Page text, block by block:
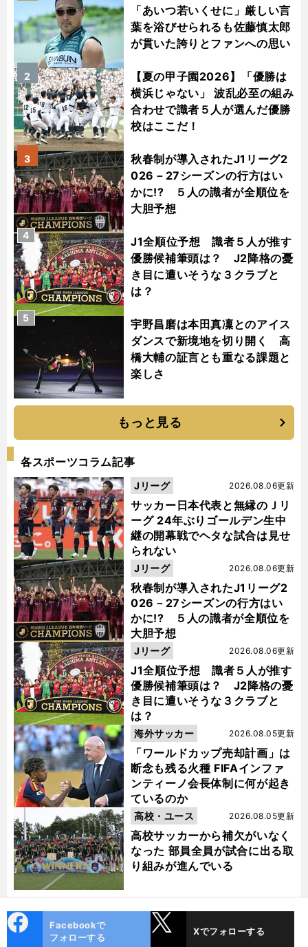
「あいつ若いくせに」厳しい言
葉を浴びせられるも佐藤慎太郎
が貫いた誇りとファンへの思い
【夏の甲子園2026】「優勝は
横浜じゃない」 波乱必至の組み
合わせで識者５人が選んだ優勝
校はここだ！
2
秋春制が導入されたJ1リーグ2
026－27シーズンの行方はい
かに!? ５人の識者が全順位を
大胆予想
3
J1全順位予想 識者５人が推す
優勝候補筆頭は？ J2降格の憂
き目に遭いそうな３クラブと
は？
4
宇野昌磨は本田真凜とのアイス
ダンスで新境地を切り開く 高
橋大輔の証言とも重なる課題と
楽しさ
5
もっと見る
各スポーツコラム記事
サッカー日本代表と無縁のＪリ
ーグ 24年ぶりゴールデン生中
継の開幕戦でヘタな試合は見せ
られない
2026.08.06更新
Jリーグ
秋春制が導入されたJ1リーグ2
026－27シーズンの行方はい
かに!? ５人の識者が全順位を
大胆予想
2026.08.06更新
Jリーグ
J1全順位予想 識者５人が推す
優勝候補筆頭は？ J2降格の憂
き目に遭いそうな３クラブと
は？
2026.08.06更新
Jリーグ
「ワールドカップ売却計画」は
断念も残る火種 FIFAインファ
ンティーノ会長体制に何が起き
ているのか
2026.08.05更新
海外サッカー
高校サッカーから補欠がいなく
なった 部員全員が試合に出る取
り組みが進んでいる
2026.08.05更新
高校・ユース
ok
Facebookで
フォローする
Xでフォローする